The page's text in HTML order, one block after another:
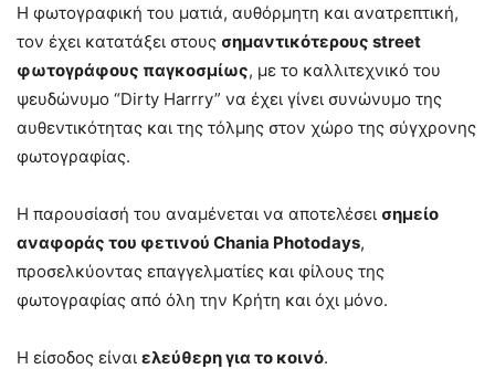
Η φωτογραφική του ματιά, αυθόρμητη και ανατρεπτική,
τον έχει κατατάξει στους σημαντικότερους street
φωτογράφους παγκοσμίως, με το καλλιτεχνικό του
ψευδώνυμο “Dirty Harrry” να έχει γίνει συνώνυμο της
αυθεντικότητας και της τόλμης στον χώρο της σύγχρονης
φωτογραφίας.
Η παρουσίασή του αναμένεται να αποτελέσει σημείο
αναφοράς του φετινού Chania Photodays,
προσελκύοντας επαγγελματίες και φίλους της
φωτογραφίας από όλη την Κρήτη και όχι μόνο.
Η είσοδος είναι ελεύθερη για το κοινό.